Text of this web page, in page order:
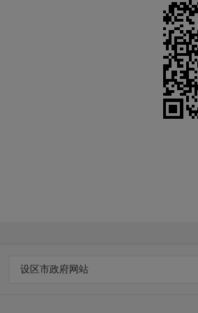
设区市政府网站